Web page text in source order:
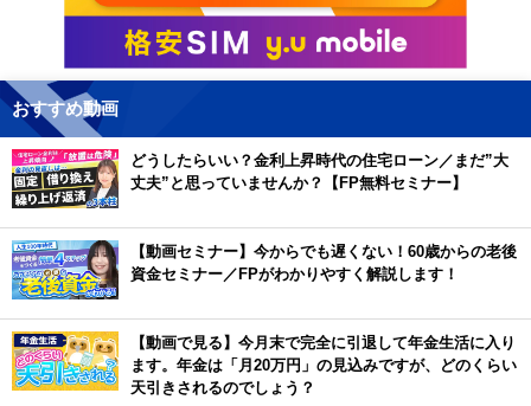
おすすめ動画
どうしたらいい？金利上昇時代の住宅ローン／まだ”大
丈夫”と思っていませんか？【FP無料セミナー】
【動画セミナー】今からでも遅くない！60歳からの老後
資金セミナー／FPがわかりやすく解説します！
【動画で見る】今月末で完全に引退して年金生活に入り
ます。年金は「月20万円」の見込みですが、どのくらい
天引きされるのでしょう？